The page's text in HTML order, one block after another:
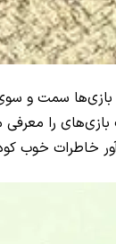
بازی‌ها سمت و
را معرفی
خاطرات خوب